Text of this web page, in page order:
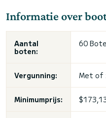
Informatie over
Aantal
boten:
60
Vergunning: Met of
Minimumprijs: